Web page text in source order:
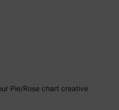
Pie/Rose chart creative